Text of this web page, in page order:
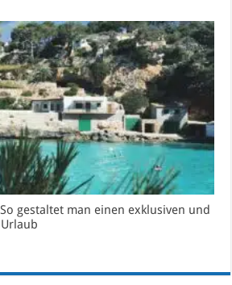
gestaltet man einen exklusiven und